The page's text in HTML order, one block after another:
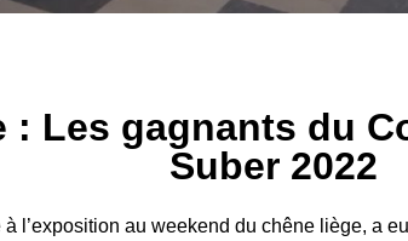
: Les gagnants du
Suber 2022
à l’exposition au weekend du chêne liège, a